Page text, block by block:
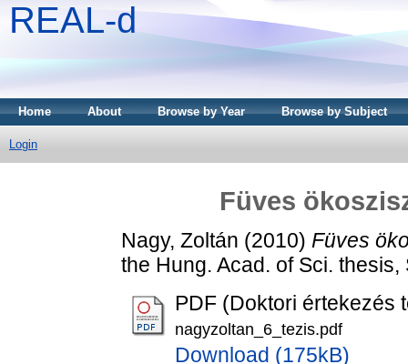
REAL-d
Home About Browse by Year Browse by Subject
Login
Füves
Nagy, Zoltán (2010) Füves
the Hung. Acad. of Sci.
PDF (Doktori értekezés
nagyzoltan_6_tezis.pdf
Download (175kB)